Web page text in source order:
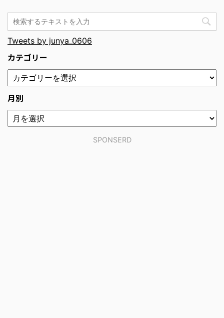
Tweets by junya_0606
カテゴリー
月別
SPONSERD